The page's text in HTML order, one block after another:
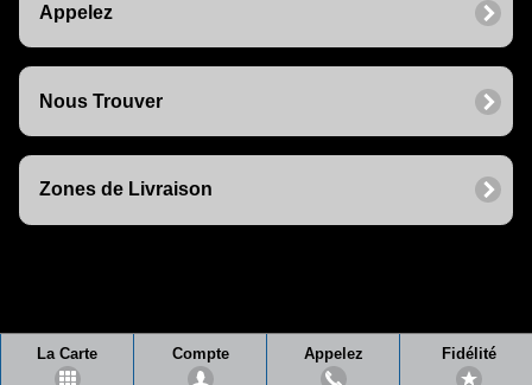
Appelez
Nous Trouver
Zones de Livraison
La Carte Compte Appelez Fidélité